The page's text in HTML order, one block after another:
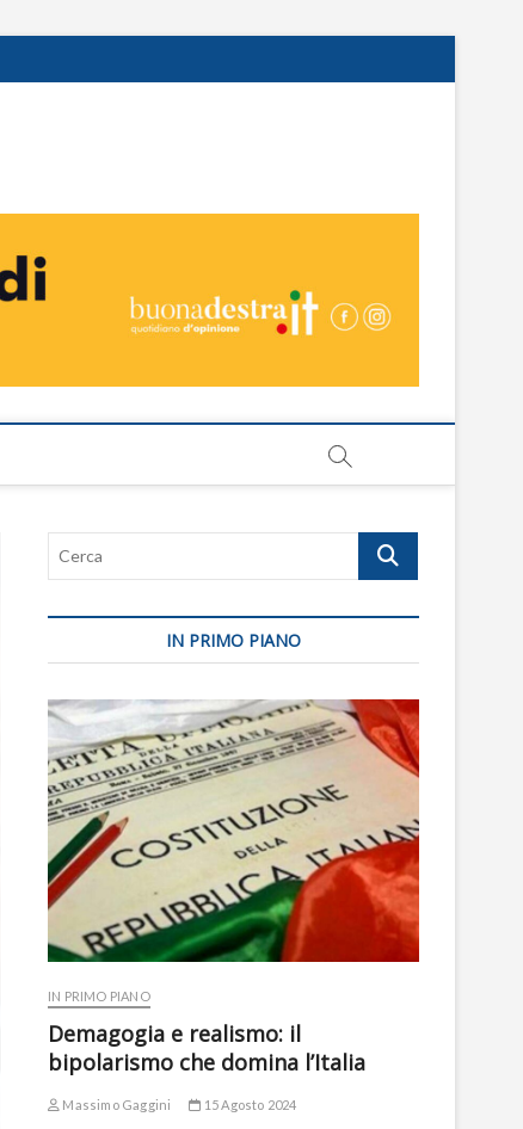
Cerca
IN PRIMO PIANO
IN PRIMO PIANO
Demagogia e realismo: il
bipolarismo che domina l’Italia
Massimo Gaggini 15 Agosto 2024